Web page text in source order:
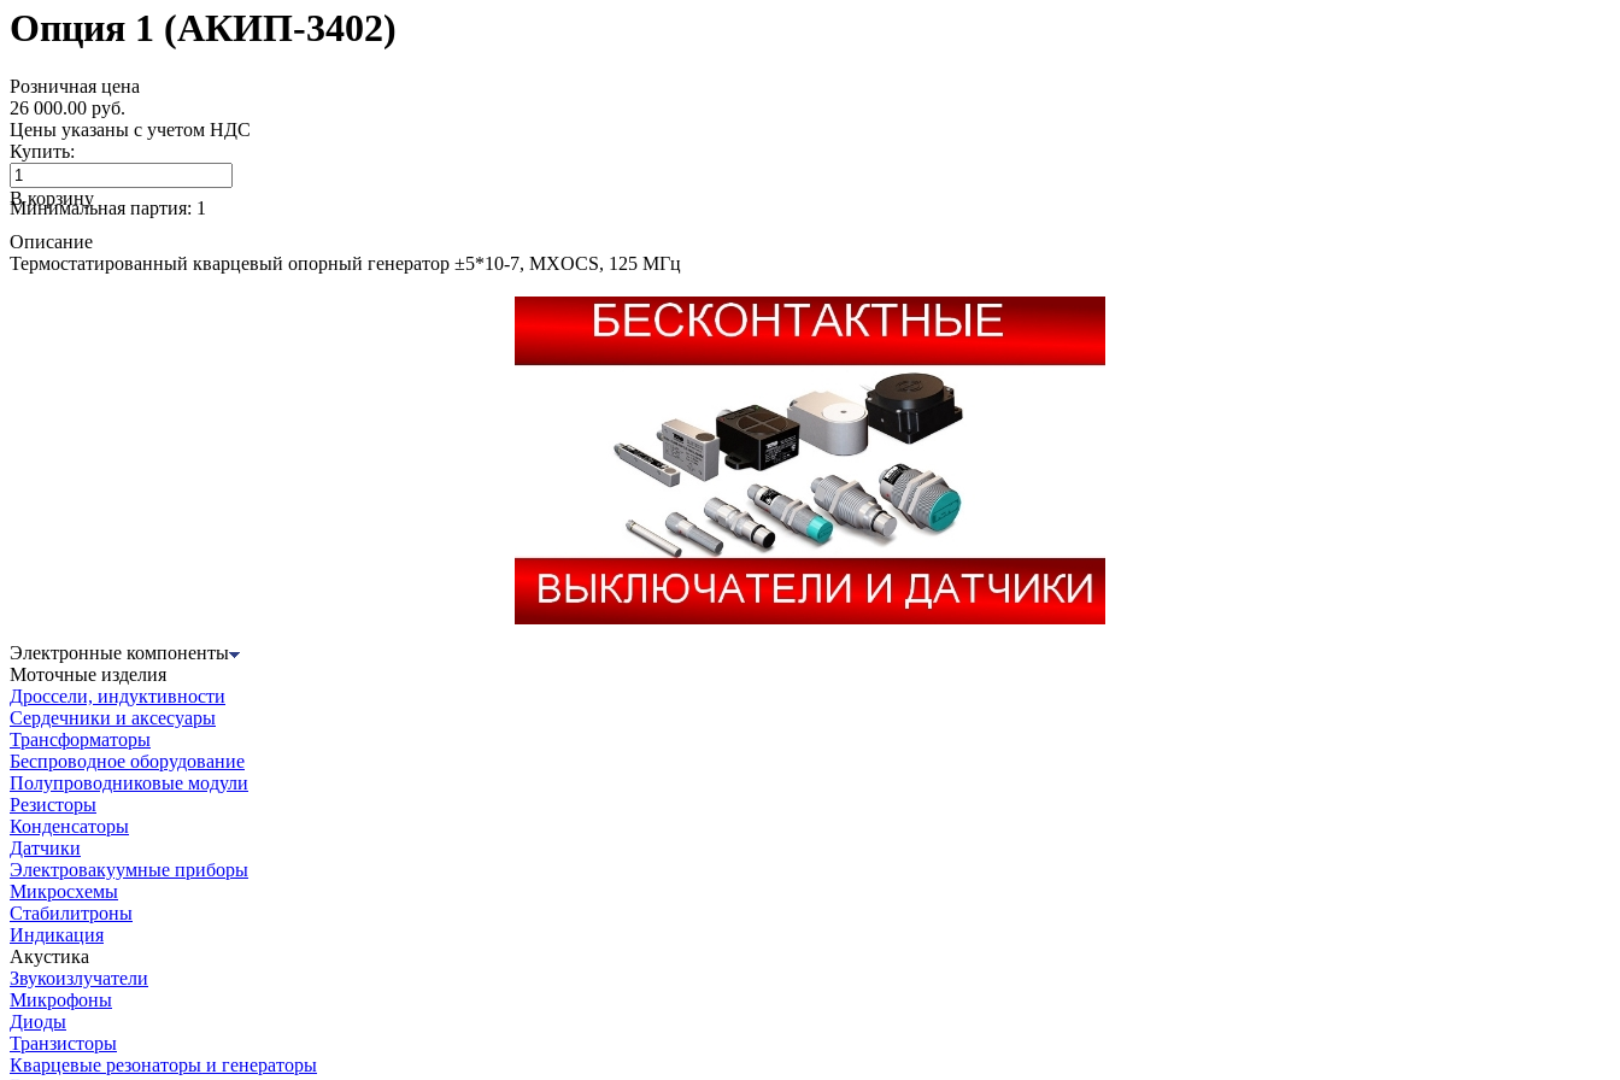
Опция 1 (АКИП-3402)
Розничная цена
26 000.00 руб.
Цены указаны с учетом НДС
Купить:
В корзину
Минимальная партия: 1
Описание
Термостатированный кварцевый опорный генератор ±5*10-7, MXOCS, 125 МГц
Электронные компоненты
Моточные изделия
Дроссели, индуктивности
Сердечники и аксесуары
Трансформаторы
Беспроводное оборудование
Полупроводниковые модули
Резисторы
Конденсаторы
Датчики
Электровакуумные приборы
Микросхемы
Стабилитроны
Индикация
Акустика
Звукоизлучатели
Микрофоны
Диоды
Транзисторы
Кварцевые резонаторы и генераторы